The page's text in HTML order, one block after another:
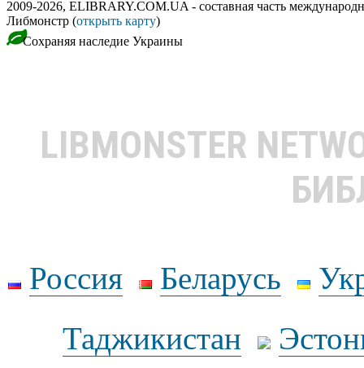
2009-2026, ELIBRARY.COM.UA - составная часть
Либмонстр (открыть карту)
Сохраняя наследие Украины
LIBMONSTER
Россия Беларусь
Таджикистан